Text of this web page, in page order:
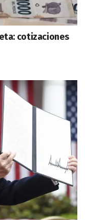
cotizaciones